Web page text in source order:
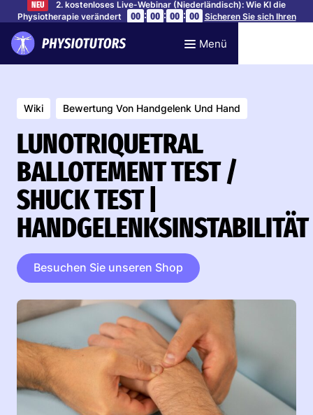
NEU
2. kostenloses Live-Webinar (Niederländisch): Wie KI die
Physiotherapie verändert
00 : 00 : 00 : 00 Sicheren Sie sich Ihren
Menü
Wiki Bewertung Von Handgelenk Und Hand
LUNOTRIQUETRAL
BALLOTEMENT TEST /
SHUCK TEST |
HANDGELENKSINSTABILITÄT
Besuchen Sie unseren Shop